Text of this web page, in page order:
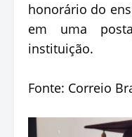
honorário do
em uma
instituição.
Fonte: Correio